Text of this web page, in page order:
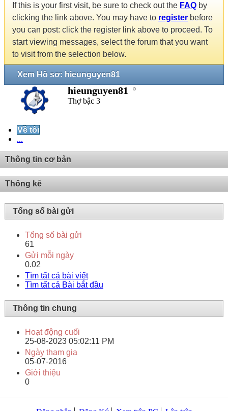
If this is your first visit, be sure to check out the FAQ by
clicking the link above. You may have to register before
you can post: click the register link above to proceed. To
start viewing messages, select the forum that you want
to visit from the selection below.
Xem Hồ sơ: hieunguyen81
hieunguyen81
Thợ bậc 3
Về tôi
...
Thông tin cơ bản
Thống kê
Tổng số bài gửi
Tổng số bài gửi
61
Gửi mỗi ngày
0.02
Tìm tất cả bài viết
Tìm tất cả Bài bắt đầu
Thông tin chung
Hoạt động cuối
25-08-2023 05:02:11 PM
Ngày tham gia
05-07-2016
Giới thiệu
0